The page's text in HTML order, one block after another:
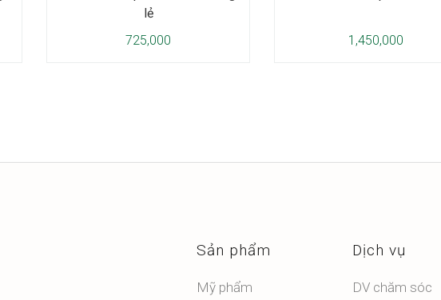
lẻ
725,000
1,450,000
Sản phẩm
Mỹ phẩm
Dịch vụ
DV chăm sóc